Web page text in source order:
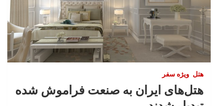
هتل ویژه سفر
هتل‌های ایران به صنعت فراموش شده